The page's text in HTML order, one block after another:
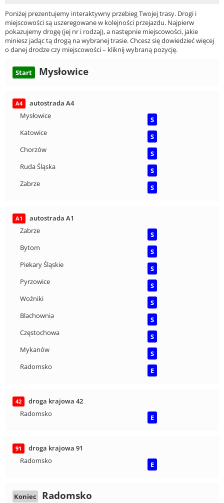
Poniżej prezentujemy interaktywny przebieg Twojej trasy. Drogi i
miejscowości są uszeregowane w kolejności przejazdu. Najpierw
pokazujemy drogę (jej nr i rodzaj), a następnie miejscowości, jakie
miniesz jadąc tą drogą na wybranej trasie. Chcesz się dowiedzieć więcej
o danej drodze czy miejscowości – kliknij wybraną pozycję.
Start Mysłowice
A4
autostrada A4
Mysłowice
S
Katowice
S
Chorzów
S
Ruda Śląska
S
Zabrze
S
A1
autostrada A1
Zabrze
S
Bytom
S
Piekary Śląskie
S
Pyrzowice
S
Woźniki
S
Blachownia
S
Częstochowa
S
Mykanów
S
Radomsko
E
42
droga krajowa 42
Radomsko
E
91
droga krajowa 91
Radomsko
E
Koniec Radomsko